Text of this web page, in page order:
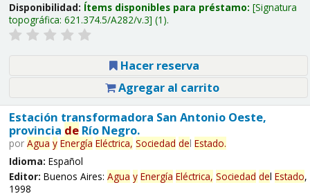
Disponibilidad: Ítems disponibles para préstamo: Signatura
topográfica: 621.374.5/A282/v.3 (1).
Hacer reserva
Agregar al carrito
Estación transformadora San Antonio Oeste,
provincia deRío Negro.
por Agua y Energía Eléctrica, Sociedad del Estado.
Idioma: Español
Editor: Buenos Aires: Agua y Energía Eléctrica, Sociedad del Estado,
1998